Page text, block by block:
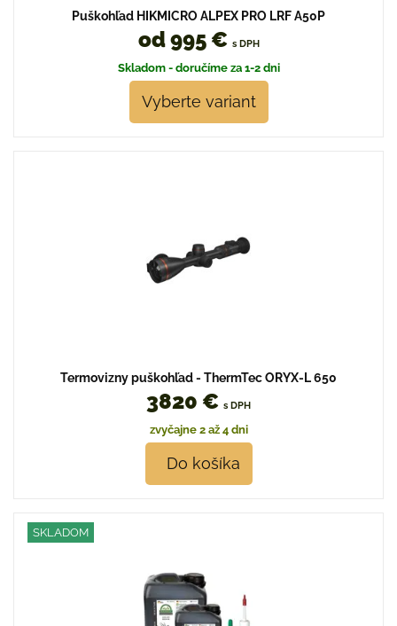
Puškohľad HIKMICRO ALPEX PRO LRF A50P
od 995 € s DPH
Skladom - doručíme za 1-2 dni
Vyberte variant
Termovizny puškohľad - ThermTec ORYX-L 650
3820 € s DPH
zvyčajne 2 až 4 dni
Do košíka
SKLADOM